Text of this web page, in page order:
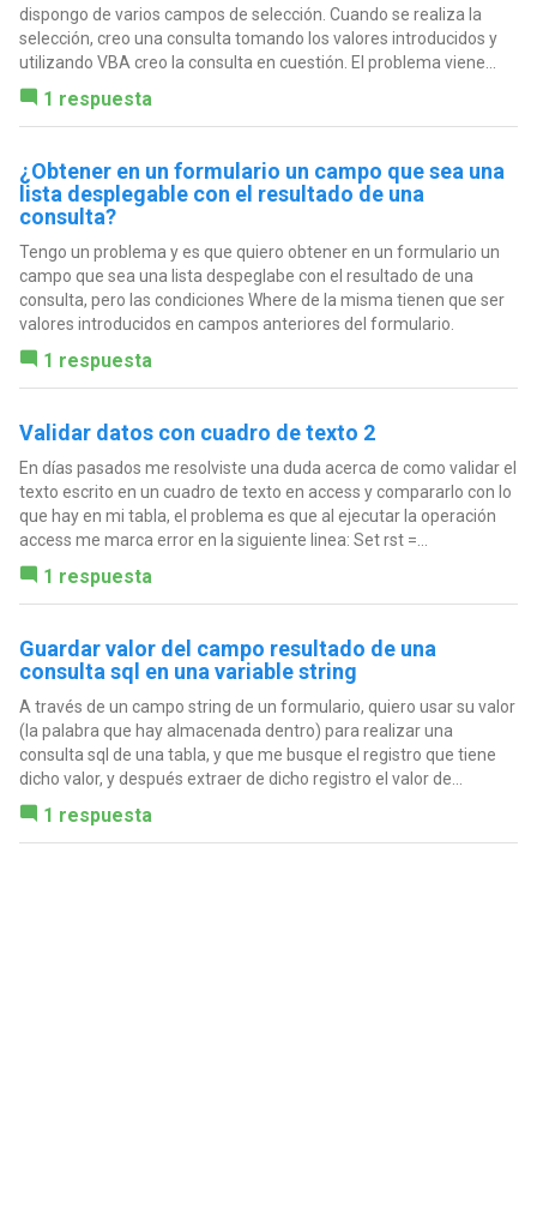
dispongo de varios campos de selección. Cuando se realiza la
selección, creo una consulta tomando los valores introducidos y
utilizando VBA creo la consulta en cuestión. El problema viene...
1 respuesta
¿Obtener en un formulario un campo que sea una
lista desplegable con el resultado de una
consulta?
Tengo un problema y es que quiero obtener en un formulario un
campo que sea una lista despeglabe con el resultado de una
consulta, pero las condiciones Where de la misma tienen que ser
valores introducidos en campos anteriores del formulario.
1 respuesta
Validar datos con cuadro de texto 2
En días pasados me resolviste una duda acerca de como validar el
texto escrito en un cuadro de texto en access y compararlo con lo
que hay en mi tabla, el problema es que al ejecutar la operación
access me marca error en la siguiente linea: Set rst =...
1 respuesta
Guardar valor del campo resultado de una
consulta sql en una variable string
A través de un campo string de un formulario, quiero usar su valor
(la palabra que hay almacenada dentro) para realizar una
consulta sql de una tabla, y que me busque el registro que tiene
dicho valor, y después extraer de dicho registro el valor de...
1 respuesta